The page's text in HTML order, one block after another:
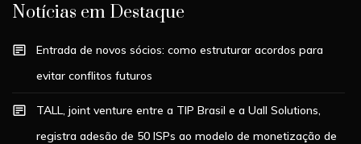
Notícias em Destaque
Entrada de novos sócios: como estruturar acordos para
evitar conflitos futuros
TALL, joint venture entre a TIP Brasil e a Uall Solutions,
registra adesão de 50 ISPs ao modelo de monetização de